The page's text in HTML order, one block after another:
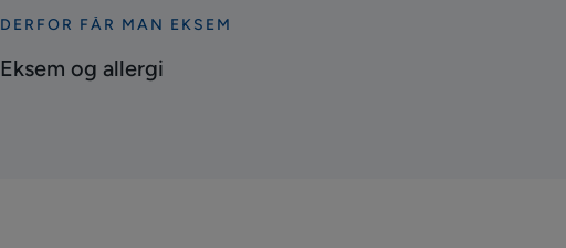
Se
mere
DERFOR FÅR MAN EKSEM
Eksem og allergi